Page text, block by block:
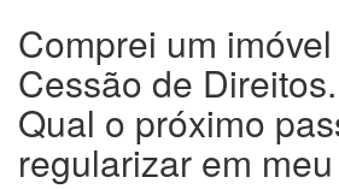
Comprei um
Cessão de
Qual o próximo
regularizar em